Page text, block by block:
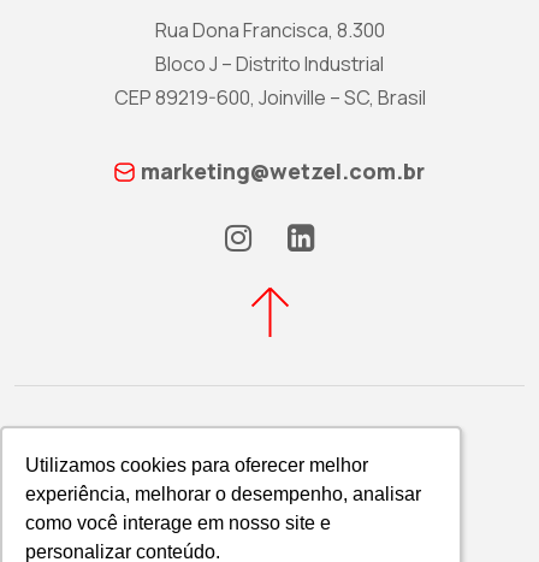
Utilizamos cookies para oferecer melhor
experiência, melhorar o desempenho, analisar
como você interage em nosso site e
personalizar conteúdo.
Utilizamos cookies para oferecer melhor
experiência, melhorar o desempenho, analisar
como você interage em nosso site e
personalizar conteúdo.
Rua Dona Francisca, 8.300
Bloco J – Distrito Industrial
CEP 89219-600, Joinville – SC, Brasil
marketing@wetzel.com.br
Política de Privacidade
WETZEL S/A © 2026